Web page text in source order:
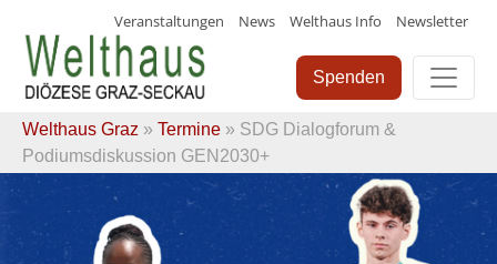
Skip
content
Veranstaltungen News Welthaus Info Newsletter
Spenden
Welthaus Graz » Termine » SDG Dialogforum &
Podiumsdiskussion GEN2030+